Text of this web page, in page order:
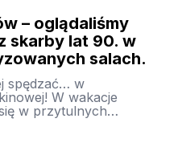
– oglądaliśmy
skarby lat 90. w
salach.
spędzać… w
W wakacje
w przytulnych…